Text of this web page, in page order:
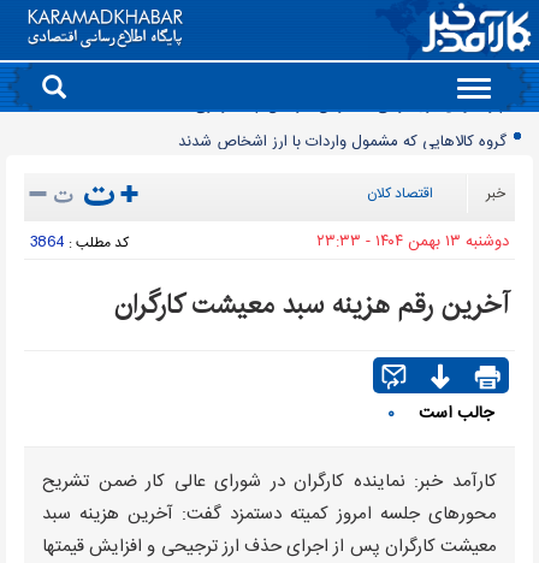
Toggle
navigation
گروه کالاهایی که مشمول واردات با ارز اشخاص شدند
چگونه به «کیف پول ایران» وصل شویم؟
برنج چند؟
انتقال تورم خودرو به بازار خدمات
90 میلیون کیف پول برای ایرانی ها ساخته شد
روز سبز بورس
چرا قبوض برق برخی مشترکان افزایش چند برابری داشت؟
خبر اقتصاد کلان
دوشنبه ۱۳ بهمن ۱۴۰۴ - ۲۳:۳۳ کد مطلب : 3864
آخرین رقم هزینه سبد معیشت کارگران
جالب است ۰
کارآمد خبر: نماینده کارگران در شورای عالی کار ضمن تشریح
محورهای جلسه امروز کمیته دستمزد گفت: آخرین هزینه سبد
معیشت کارگران پس از اجرای حذف ارز ترجیحی و افزایش قیمتها